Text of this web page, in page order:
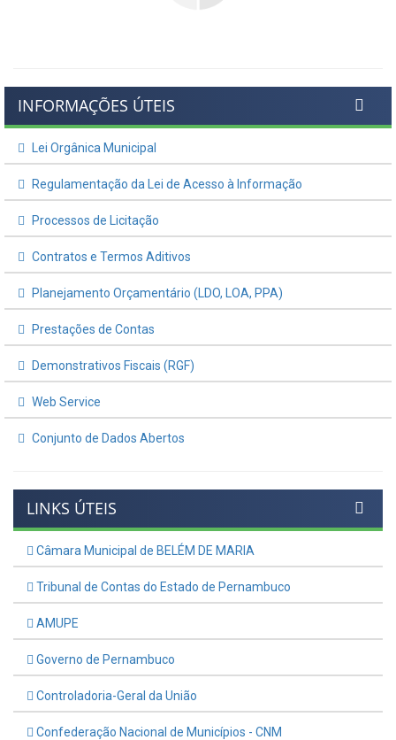
INFORMAÇÕES ÚTEIS
Lei Orgânica Municipal
Regulamentação da Lei de Acesso à Informação
Processos de Licitação
Contratos e Termos Aditivos
Planejamento Orçamentário (LDO, LOA, PPA)
Prestações de Contas
Demonstrativos Fiscais (RGF)
Web Service
Conjunto de Dados Abertos
LINKS ÚTEIS
Câmara Municipal de BELÉM DE MARIA
Tribunal de Contas do Estado de Pernambuco
AMUPE
Governo de Pernambuco
Controladoria-Geral da União
Confederação Nacional de Municípios - CNM